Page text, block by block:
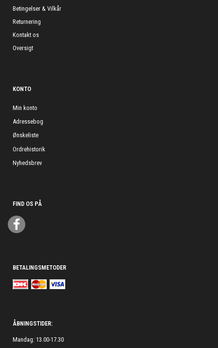
Betingelser & Vilkår
Returnering
Kontakt os
Oversigt
KONTO
Min konto
Adressebog
Ønskeliste
Ordrehistorik
Nyhedsbrev
FIND OS PÅ
BETALINGSMETODER
ÅBNINGSTIDER:
Mandag: 13.00-17.30